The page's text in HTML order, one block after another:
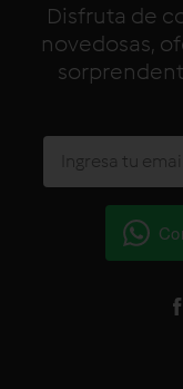
Disfruta de
novedosas,